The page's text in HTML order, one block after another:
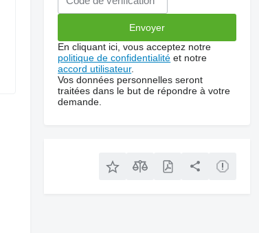
En cliquant ici, vous acceptez notre
politique de confidentialité et notre
accord utilisateur.
Vos données personnelles seront
traitées dans le but de répondre à votre
demande.